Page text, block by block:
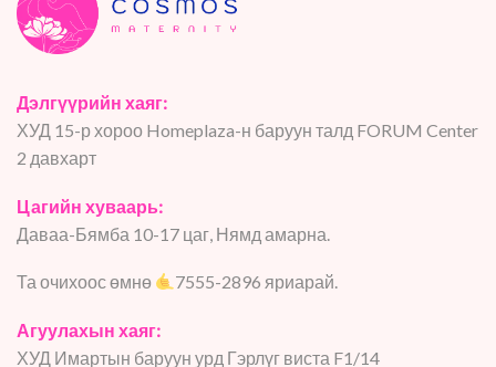
Дэлгүүрийн хаяг:
ХУД 15-р хороо Homeplaza-н баруун талд FORUM Center
2 давхарт
Цагийн хуваарь:
Даваа-Бямба 10-17 цаг, Нямд амарна.
Та очихоос өмнө 7555-2896 яриарай.
Агуулахын хаяг:
ХУД Имартын баруун урд Гэрлүг виста F1/14